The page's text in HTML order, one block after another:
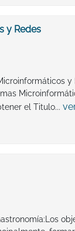
y Redes
y
el Titulo...